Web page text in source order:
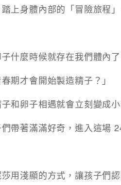
上身體內部的「冒險旅程
子什麼時候就存在我們體內了
春期才會開始製造精子？」
子和卵子相遇就會立刻變成小
帶著滿滿好奇，進入這場
用淺顯的方式，讓孩子們認